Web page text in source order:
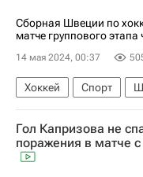
Чемпионат мира по
Сборная Швеции по
матче группового
14 мая 2024, 00:37
Хоккей Спорт
Чехия
Маркус
Виктор Олофссон
Международная
Гол Капризова не
поражения в матче